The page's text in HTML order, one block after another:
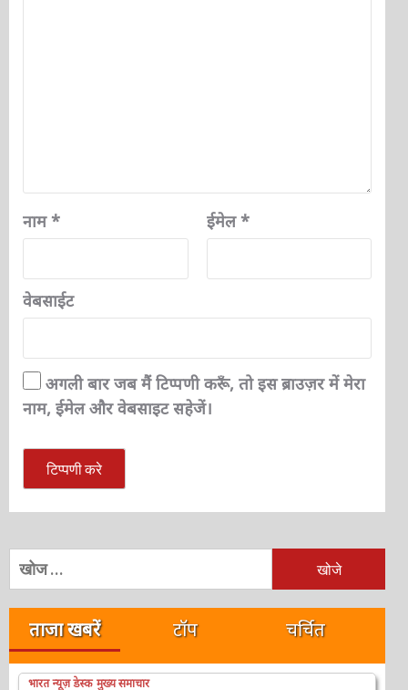
नाम* ईमेल*
वेबसाईट
अगली बार जब मैं टिप्पणी करूँ, तो इस ब्राउज़र में मेरा
नाम, ईमेल और वेबसाइट सहेजें।
निम्न
को
खोजें:
ताजा खबरें टॉप चर्चित
भारत न्यूज़ डेस्क मुख्य समाचार